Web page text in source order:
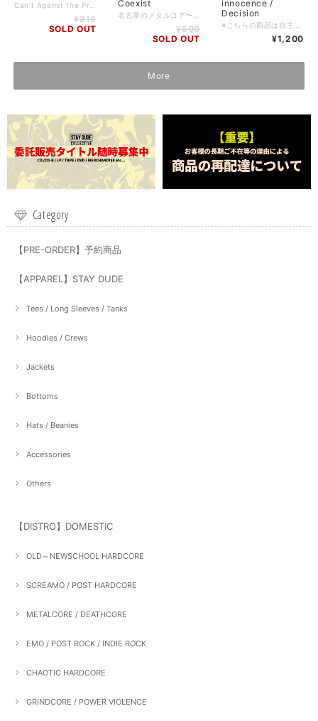
Can't Aganst the Predatorから改名を果たした名古屋出身叙情派ハードコアバンド。 同郷のfragments of clarity〜a Soulless Painの系譜だけでなく、ギターロックやNu METAL的要素も含んだ世界観。 一曲入りながら彼等を知るには十分な内容です。 ■日本盤・2019・自主制作 ■ロケーション: Nagoya, Aichi, Japan ■ジャンル: Melodic Hardcore ■コンディション: 新品 ■フォーマット: CD / cardboard sleeve ■備考: 先着でステッカー付 / ex. Can't Against the Predator ■FOR FANS OF: Hopeless Raven / a Soulless Pain / alt of the society / IRIS ■入荷日: 2019/08/11 (10)
¥216
SOLD OUT
Coexist
¥500
SOLD OUT
innocence /
Decision
¥1,200
More
Category
【PRE-ORDER】予約商品
【APPAREL】STAY DUDE
Tees / Long Sleeves / Tanks
Hoodies / Crews
Jackets
Bottoms
Hats / Beanies
Accessories
Others
【DISTRO】DOMESTIC
OLD～NEWSCHOOL HARDCORE
SCREAMO / POST HARDCORE
METALCORE / DEATHCORE
EMO / POST ROCK / INDIE ROCK
CHAOTIC HARDCORE
GRINDCORE / POWER VIOLENCE